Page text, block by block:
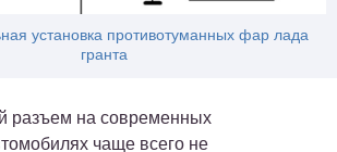
установка противотуманных фар лада
гранта
разъем на современных
чаще всего не